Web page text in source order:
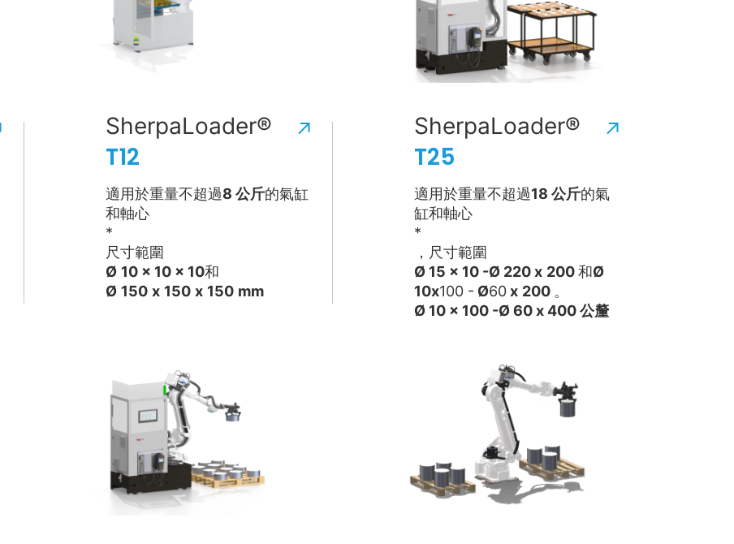
SherpaLoader®
T12
適用於重量不超過8 公斤的氣缸
和軸心
*
尺寸範圍
Ø 10 x 10 x 10和
Ø 150 x 150 x 150 mm
SherpaLoader®
T25
適用於重量不超過18 公斤的氣
缸和軸心
*
，尺寸範圍
Ø 15 x 10 -Ø 220 x 200和Ø
10x100 - Ø60x 200 。
Ø 10 x 100 -Ø 60 x400 公釐